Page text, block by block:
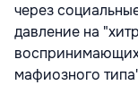
через
давление на
мафиозного